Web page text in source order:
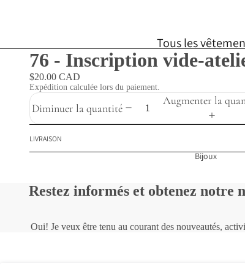
Tous les
Foulards
Robes
Taille unique
Chèque cadeau
Bijoux
76 - Inscription vide-
$20.00 CAD
Expédition calculée lors du paiement.
Diminuer la quantité
Augmenter la
LIVRAISON
Restez informés et obtenez notre
Oui! Je veux être tenu au courant des nouveautés,